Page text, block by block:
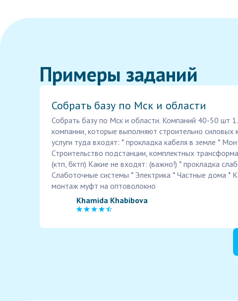
Примеры заданий
Собрать базу по Мск и области
Собрать базу по Мск и области. Компаний 40-50 шт
компании, которые выполняют строительно силовых
услуги туда входят: * прокладка кабеля в земле *
Строительство подстанции, комплектных
(ктп, бктп) Какие не входят: (важно!) * прокладка
Слаботочные системы * Электрика * Частные дома *
монтаж муфт на оптоволокно
Khamida Khabibova